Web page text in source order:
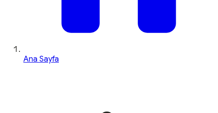
Ana Sayfa